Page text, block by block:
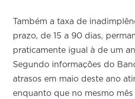
Também a taxa de
prazo, de 15 a 90 dias,
praticamente igual à de um
Segundo informações do
atrasos em maio deste ano
enquanto que no mesmo mês